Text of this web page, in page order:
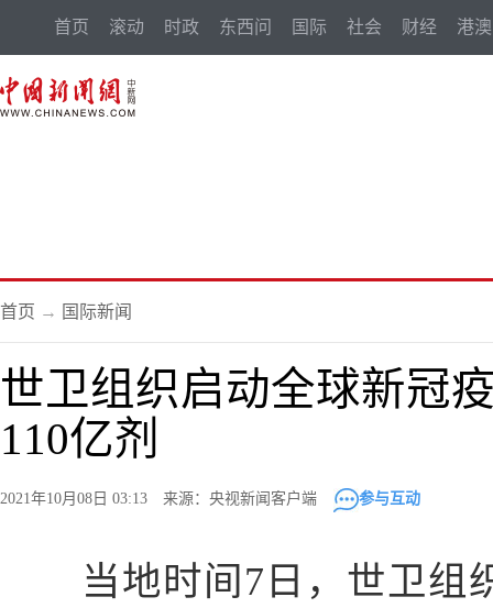
首页 滚动 时政 东西问 国际 社会 财经 港澳
首页 → 国际新闻
世卫组织启动全球新冠
110亿剂
2021年10月08日 03:13 来源：央视新闻客户端 参与互动
当地时间7日，世卫组